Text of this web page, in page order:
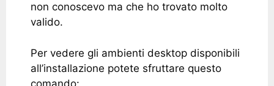
non conoscevo ma che ho trovato molto
valido.
Per vedere gli ambienti desktop disponibili
all’installazione potete sfruttare questo
comando: